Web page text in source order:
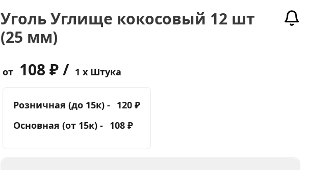
Уголь Углище кокосовый 12 шт
(25 мм)
от 108 ₽ / 1 x Штука
Розничная (до 15к) - 120 ₽
Основная (от 15к) - 108 ₽